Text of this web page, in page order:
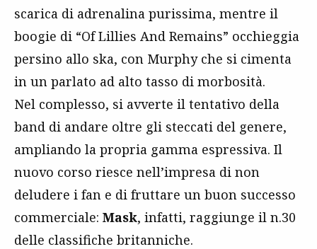
scarica di adrenalina purissima, mentre il
boogie di “Of Lillies And Remains” occhieggia
persino allo ska, con Murphy che si cimenta
in un parlato ad alto tasso di morbosità.
Nel complesso, si avverte il tentativo della
band di andare oltre gli steccati del genere,
ampliando la propria gamma espressiva. Il
nuovo corso riesce nell’impresa di non
deludere i fan e di fruttare un buon successo
commerciale: Mask, infatti, raggiunge il n.30
delle classifiche britanniche.